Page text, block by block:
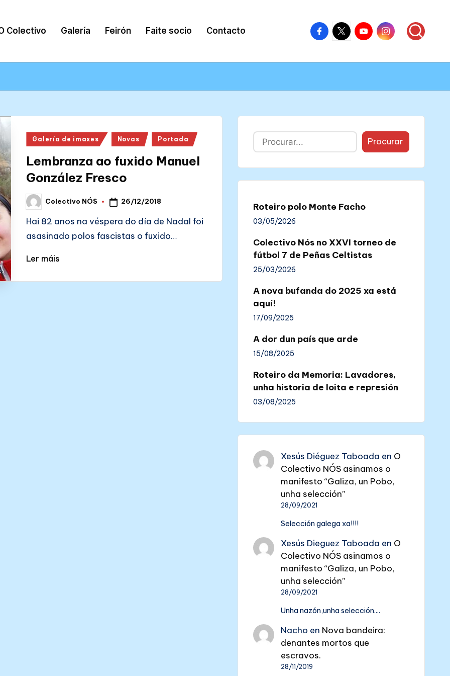
Colectivo Galería Feirón Faite socio Contacto
Facebook
–
Nós
X
–
Nós
Youtube
–
Nós
Instagram
–
Nós
Posted
Galería de imaxes Novas Portada
Lembranza ao fuxido Manuel
González Fresco
Posted
by
Colectivo NÓS 26/12/2018
Hai 82 anos na véspera do día de Nadal foi
asasinado polos fascistas o fuxido…
Ler máis
Buscar Procurar
Roteiro polo Monte Facho
03/05/2026
Colectivo Nós no XXVI torneo de
fútbol 7 de Peñas Celtistas
25/03/2026
A nova bufanda do 2025 xa está
aquí!
17/09/2025
A dor dun país que arde
15/08/2025
Roteiro da Memoria: Lavadores,
unha historia de loita e represión
03/08/2025
Xesús Diéguez Taboada en O
Colectivo NÓS asinamos o
manifesto “Galiza, un Pobo,
unha selección”
28/09/2021
Selección galega xa!!!!
Xesús Dieguez Taboada en O
Colectivo NÓS asinamos o
manifesto “Galiza, un Pobo,
unha selección”
28/09/2021
Unha nazón,unha selección....
Nacho en Nova bandeira:
denantes mortos que
escravos.
28/11/2019